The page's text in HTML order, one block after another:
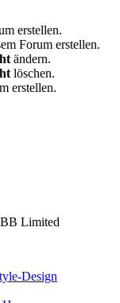
erstellen.
Forum erstellen.
ändern.
löschen.
erstellen.
Limited
Design